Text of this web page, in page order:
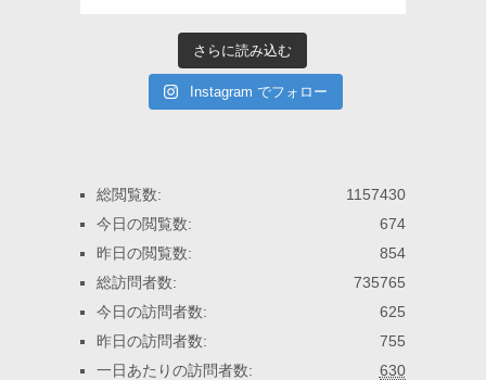
さらに読み込む
Instagram でフォロー
1157430
総閲覧数:
674
今日の閲覧数:
854
昨日の閲覧数:
735765
総訪問者数:
625
今日の訪問者数:
755
昨日の訪問者数:
630
一日あたりの訪問者数: